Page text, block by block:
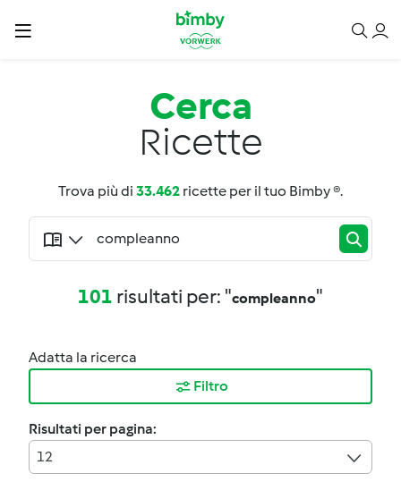
Cerca
Ricette
Trova più di 33.462 ricette per il tuo Bimby ®.
101 risultati per: "compleanno"
Adatta la ricerca
Filtro
Risultati per pagina:
12